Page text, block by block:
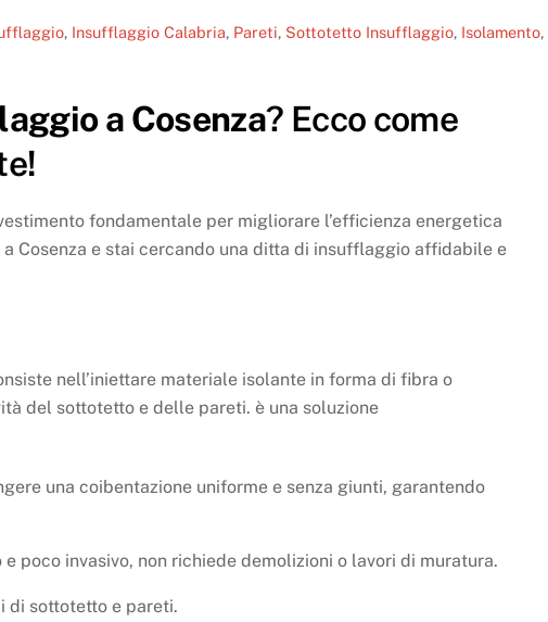
, Insufflaggio Calabria, Pareti, Sottotetto Insufflaggio, Isolamento,
a Cosenza? Ecco come
fondamentale per migliorare l’efficienza energetica
Cosenza e stai cercando una ditta di insufflaggio affidabile e
nell’iniettare materiale isolante in forma di fibra o
del sottotetto e delle pareti. è una soluzione
una coibentazione uniforme e senza giunti, garantendo
poco invasivo, non richiede demolizioni o lavori di muratura.
di sottotetto e pareti.